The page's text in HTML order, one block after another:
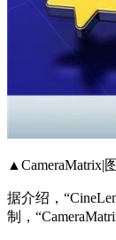
▲CameraMatrix|
据介绍，
制，